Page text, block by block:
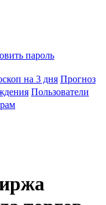
пароль
на 3 дня Прогноз
Пользователи